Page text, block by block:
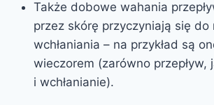
Także dobowe wahania
przez skórę przyczyniają się do
wchłaniania – na przykład są
wieczorem (zarówno przepływ,
i wchłanianie).